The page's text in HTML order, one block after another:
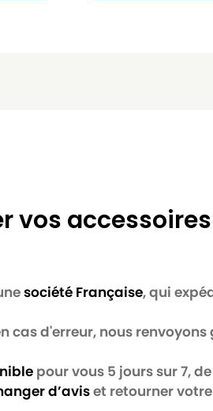
vos
société Française, qui
cas d'erreur, nous
pour vous 5 jours sur 7,
d’aviset retourner